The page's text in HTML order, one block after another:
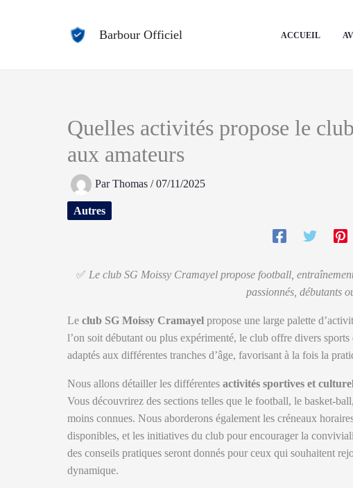
Barbour Officiel ACCUEIL
Quelles activités propose le
aux amateurs
ParThomas /07/11/2025
Autres
✅ Le club SG Moissy Cramayel propose football,
passionnés, débutants
Le club SG Moissy Cramayel propose une large palette
l’on soit débutant ou plus expérimenté, le club offre divers
adaptés aux différentes tranches d’âge, favorisant à la fois la
Nous allons détailler les différentes activités sportives et
Vous découvrirez des sections telles que le football, le basket-
moins connues. Nous aborderons également les créneaux
disponibles, et les initiatives du club pour encourager la
des conseils pratiques seront donnés pour ceux qui souhaitent
dynamique.